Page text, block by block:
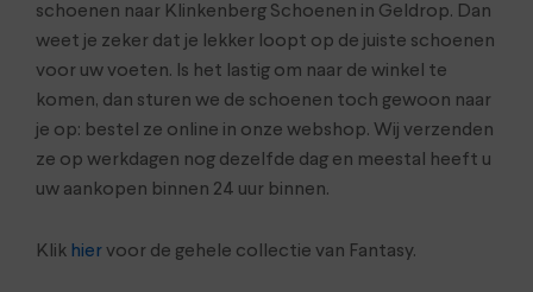
schoenen naar Klinkenberg Schoenen in Geldrop. Dan
weet je zeker dat je lekker loopt op de juiste schoenen
voor uw voeten. Is het lastig om naar de winkel te
komen, dan sturen we de schoenen toch gewoon naar
je op: bestel ze online in onze webshop. Wij verzenden
ze op werkdagen nog dezelfde dag en meestal heeft u
uw aankopen binnen 24 uur binnen.
Klik hiervoor de gehele collectie van Fantasy.